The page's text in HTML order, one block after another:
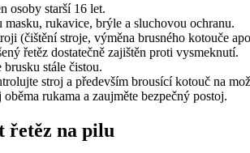
osoby starší 16 let.
rukavice, brýle a sluchovou ochranu.
(čištění stroje, výměna brusného kotouče
řetěz dostatečně zajištěn proti vysmeknutí.
stále čistou.
stroj a především brousící kotouč na
rukama a zaujměte bezpečný postoj.
řetěz na pilu